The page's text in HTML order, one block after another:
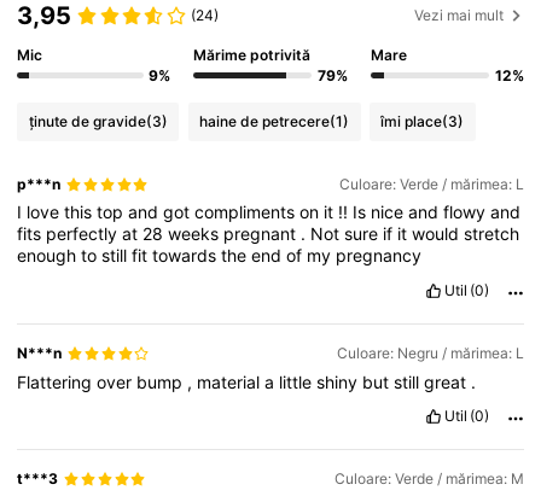
482K Urmăritori
4,79 482K Urmăritori
4,79 482K Urmăritori
3,95 (24) Vezi mai mult
Mic
9%
Mărime potrivită
79%
Mare
12%
ținute de gravide(3) haine de petrecere(1) îmi place(3)
p***n Culoare: Verde / mărimea: L
I lovethistopandgotcomplimentson it !! Is niceandflowyand
fits perfectlyat 28weeks pregnant . Notsure if itwouldstretch
enoughtostillfittowardstheendof my pregnancy
Util (0)
N***n Culoare: Negru / mărimea: L
Flatteringover bump , materiala littleshiny butstillgreat .
Util (0)
t***3 Culoare: Verde / mărimea: M